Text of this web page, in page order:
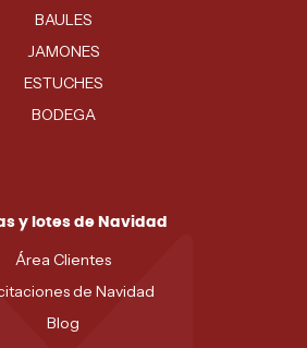
BAULES
JAMONES
ESTUCHES
BODEGA
y lotes de Navidad
Área Clientes
de Navidad
Blog